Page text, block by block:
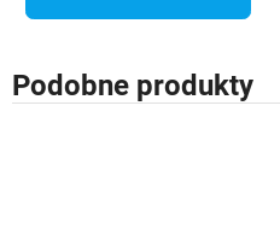
Podobne produkty